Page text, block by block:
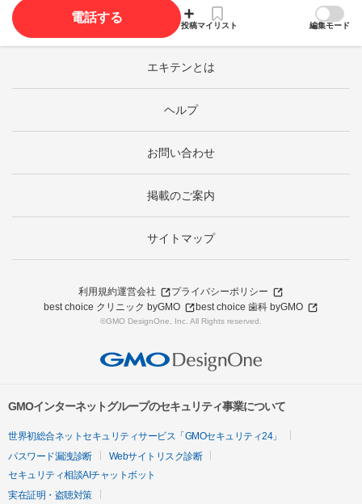
電話する
投稿マイリスト 編集モード
エキテンとは
ヘルプ
お問い合わせ
掲載のご案内
サイトマップ
利用規約運営会社
プライバシーポリシー
best choice クリニック byGMO
best choice 歯科 byGMO
©GMO DesignOne, Inc. All Rights reserved.
GMOインターネットグループのセキュリティ事業について
世界初総合ネットセキュリティサービス「GMOセキュリティ24」
パスワード漏洩診断
Webサイトリスク診断
セキュリティ相談AIチャットボット
実在証明・盗聴対策